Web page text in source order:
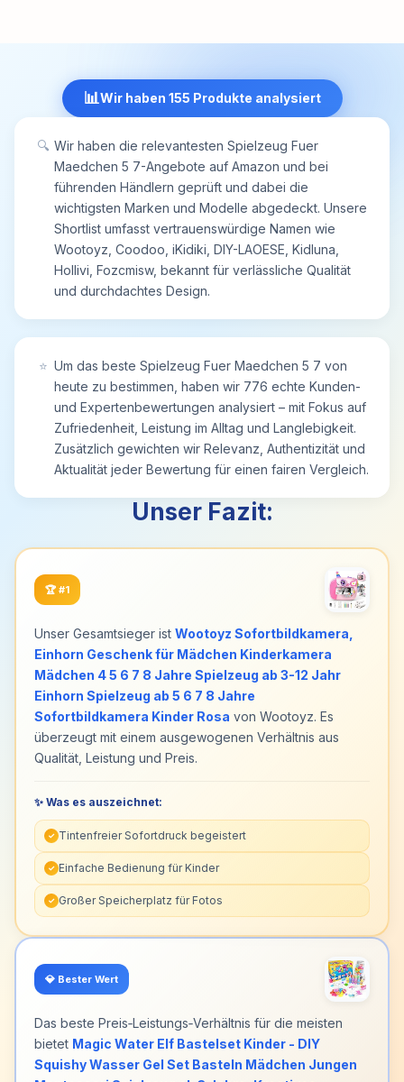
Spielzeiten zu genießen und wettbewerbsfähig
mit Freunden zu fahren. Es ist das perfekte
Kinderspielzeug ab 3 4 5 6 7 8 9 10 Jahre, das
sowohl drinnen als auch draußen für
unterbrechungsfreien Spaß sorgt.
【Realistisches Renngefühl mit Unicorn-Design】
Neben dem beeindruckenden Aussehen
überzeugt dieses Spielzeug mit einem
detailreichen Innenraum, der ein kleines Lenkrad,
Sitze und Armaturenbrett umfasst, was jedes
Rennen noch aufregender macht. Das pinke
Einhorn-Design bringt Mädchen in eine traumhafte
Welt, die sie während des Spiels begleiten wird.
Diese besondere Mischung macht es zu einem
3 4 5 6 7 8 9 10 Jahre und lässt jedes Spiel zu
einem unvergesslichen Erlebnis werden.
【Das perfekte Geschenk für kleine
Rennfahrerinnen】 Mit einfachen Steuerungen
und einem hübschen Design ist dieses Auto das
ideale Geschenk für 3 4 5 6 7 8 9 10 jähriges
Mädchen. Egal ob zum Geburtstag, zu
Weihnachten oder einfach als Überraschung,
geschenkideen für mädchen 3 4 5 6 7 8 9 10
jahre geliebt. Die glänzenden Lichter,
aufregenden Funktionen und das bezaubernde
Einhorn-Thema machen es zu einem Spielzeug,
das Mädchen immer wieder gerne in die Hand
nehmen.
📊Wir haben 155 Produkte analysiert
🔍 Wir haben die relevantesten Spielzeug Fuer
Maedchen 5 7-Angebote auf Amazon und bei
führenden Händlern geprüft und dabei die
wichtigsten Marken und Modelle abgedeckt. Unsere
Shortlist umfasst vertrauenswürdige Namen wie
Wootoyz, Coodoo, iKidiki, DIY-LAOESE, Kidluna,
Hollivi, Fozcmisw, bekannt für verlässliche Qualität
und durchdachtes Design.
⭐ Um das beste Spielzeug Fuer Maedchen 5 7 von
heute zu bestimmen, haben wir 776 echte Kunden-
und Expertenbewertungen analysiert – mit Fokus auf
Zufriedenheit, Leistung im Alltag und Langlebigkeit.
Zusätzlich gewichten wir Relevanz, Authentizität und
Aktualität jeder Bewertung für einen fairen Vergleich.
Unser Fazit:
🏆 #1
Unser Gesamtsieger ist Wootoyz Sofortbildkamera,
Einhorn Geschenk für Mädchen Kinderkamera
Mädchen 4 5 6 7 8 Jahre Spielzeug ab 3-12 Jahr
Einhorn Spielzeug ab 5 6 7 8 Jahre
Sofortbildkamera Kinder Rosa von Wootoyz. Es
überzeugt mit einem ausgewogenen Verhältnis aus
Qualität, Leistung und Preis.
✨ Was es auszeichnet:
✓ Tintenfreier Sofortdruck begeistert
✓ Einfache Bedienung für Kinder
✓ Großer Speicherplatz für Fotos
💎 Bester Wert
Das beste Preis‑Leistungs‑Verhältnis für die meisten
bietet Magic Water Elf Bastelset Kinder - DIY
Squishy Wasser Gel Set Basteln Mädchen Jungen